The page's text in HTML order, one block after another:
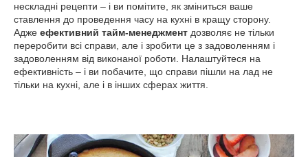
нескладні рецепти – і ви помітите, як зміниться ваше
ставлення до проведення часу на кухні в кращу сторону.
Адже ефективний тайм-менеджмент дозволяє не тільки
переробити всі справи, але і зробити це з задоволенням і
задоволенням від виконаної роботи. Налаштуйтеся на
ефективність – і ви побачите, що справи пішли на лад не
тільки на кухні, але і в інших сферах життя.